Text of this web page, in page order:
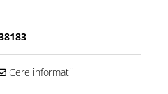
Cere informatii